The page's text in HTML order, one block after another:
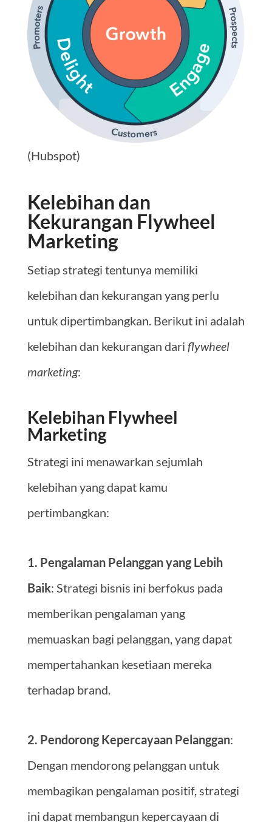
(Hubspot)
Kelebihan dan
Kekurangan Flywheel
Marketing
Setiap strategi tentunya memiliki
kelebihan dan kekurangan yang perlu
untuk dipertimbangkan. Berikut ini adalah
kelebihan dan kekurangan dari flywheel
marketing:
Kelebihan Flywheel
Marketing
Strategi ini menawarkan sejumlah
kelebihan yang dapat kamu
pertimbangkan:
1. Pengalaman Pelanggan yang Lebih
Baik: Strategi bisnis ini berfokus pada
memberikan pengalaman yang
memuaskan bagi pelanggan, yang dapat
mempertahankan kesetiaan mereka
terhadap brand.
2. Pendorong Kepercayaan Pelanggan:
Dengan mendorong pelanggan untuk
membagikan pengalaman positif, strategi
ini dapat membangun kepercayaan di